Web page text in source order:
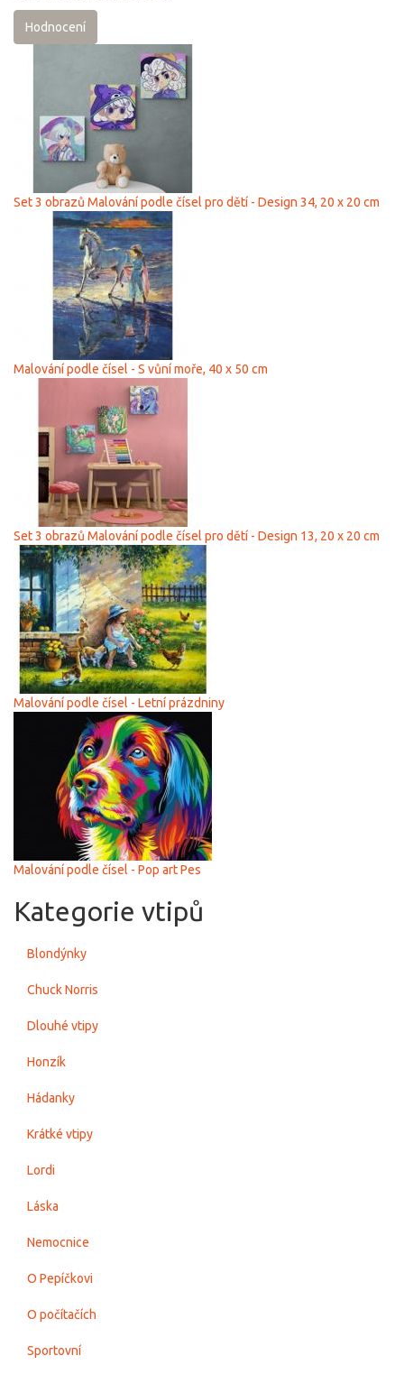
Hodnocení
Set 3 obrazů Malování podle čísel pro dětí - Design 34, 20 x 20 cm
Malování podle čísel - S vůní moře, 40 х 50 cm
Set 3 obrazů Malování podle čísel pro dětí - Design 13, 20 x 20 cm
Malování podle čísel - Letní prázdniny
Malování podle čísel - Pop art Pes
Kategorie vtipů
Blondýnky
Chuck Norris
Dlouhé vtipy
Honzík
Hádanky
Krátké vtipy
Lordi
Láska
Nemocnice
O Pepíčkovi
O počítačích
Sportovní